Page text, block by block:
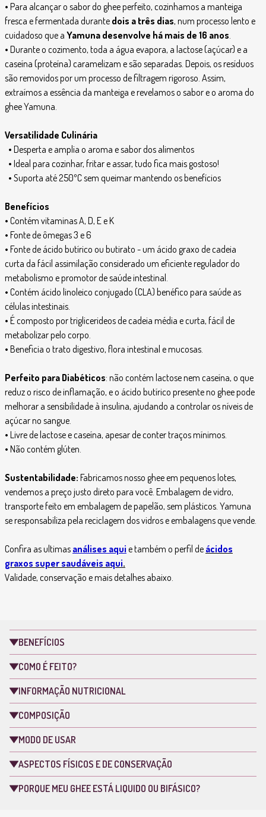
• Para alcançar o sabor do ghee perfeito, cozinhamos a manteiga
fresca e fermentada durante dois a três dias, num processo lento e
cuidadoso que a Yamuna desenvolve há mais de 16 anos.
• Durante o cozimento, toda a água evapora, a lactose (açúcar) e a
caseína (proteína) caramelizam e são separadas. Depois, os resíduos
são removidos por um processo de filtragem rigoroso. Assim,
extraímos a essência da manteiga e revelamos o sabor e o aroma do
ghee Yamuna.
Versatilidade Culinária
• Desperta e amplia o aroma e sabor dos alimentos
• Ideal para cozinhar, fritar e assar, tudo fica mais gostoso!
• Suporta até 250ºC sem queimar mantendo os benefícios
Benefícios
• Contém vitaminas A, D, E e K
• Fonte de ômegas 3 e 6
• Fonte de ácido butírico ou butirato - um ácido graxo de cadeia
curta da fácil assimilação considerado um eficiente regulador do
metabolismo e promotor de saúde intestinal.
• Contém ácido linoleico conjugado (CLA) benéfico para saúde as
células intestinais.
• É composto por triglicerideos de cadeia média e curta, fácil de
metabolizar pelo corpo.
• Beneficia o trato digestivo, flora intestinal e mucosas.
Perfeito para Diabéticos: não contém lactose nem caseína, o que
reduz o risco de inflamação, e o ácido butírico presente no ghee pode
melhorar a sensibilidade à insulina, ajudando a controlar os níveis de
açúcar no sangue.
• Livre de lactose e caseína, apesar de conter traços mínimos.
• Não contém glúten.
Sustentabilidade: Fabricamos nosso ghee em pequenos lotes,
vendemos a preço justo direto para você. Embalagem de vidro,
transporte feito em embalagem de papelão, sem plásticos. Yamuna
se responsabiliza pela reciclagem dos vidros e embalagens que vende.
Confira as ultimas análises aqui e também o perfil de ácidos
graxos super saudáveis aqui.
Validade, conservação e mais detalhes abaixo.
BENEFÍCIOS
COMO É FEITO?
INFORMAÇÃO NUTRICIONAL
COMPOSIÇÃO
MODO DE USAR
ASPECTOS FÍSICOS E DE CONSERVAÇÃO
PORQUE MEU GHEE ESTÁ LIQUIDO OU BIFÁSICO?